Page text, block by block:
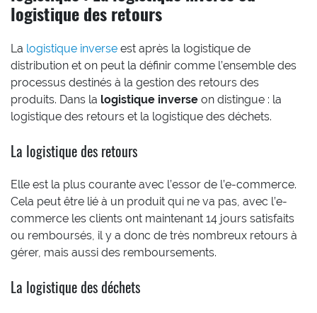
logistique des retours
La logistique inverse est après la logistique de
distribution et on peut la définir comme l’ensemble des
processus destinés à la gestion des retours des
produits. Dans la logistique inverse on distingue : la
logistique des retours et la logistique des déchets.
La logistique des retours
Elle est la plus courante avec l’essor de l’e-commerce.
Cela peut être lié à un produit qui ne va pas, avec l’e-
commerce les clients ont maintenant 14 jours satisfaits
ou remboursés, il y a donc de très nombreux retours à
gérer, mais aussi des remboursements.
La logistique des déchets